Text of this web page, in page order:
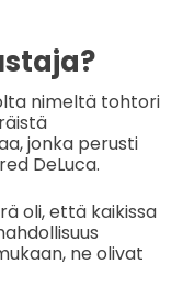
nimeltä tohtori
jonka perusti
DeLuca.
oli, että kaikissa
ne olivat